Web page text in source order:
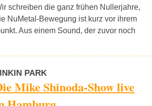
schreiben die ganz frühen Nullerjahre,
NuMetal-Bewegung ist kurz vor ihrem
Aus einem Sound, der zuvor noch
PARK
Mike Shinoda-Show live